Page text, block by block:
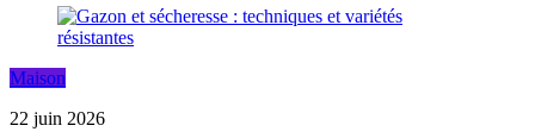
Maison
22 juin 2026